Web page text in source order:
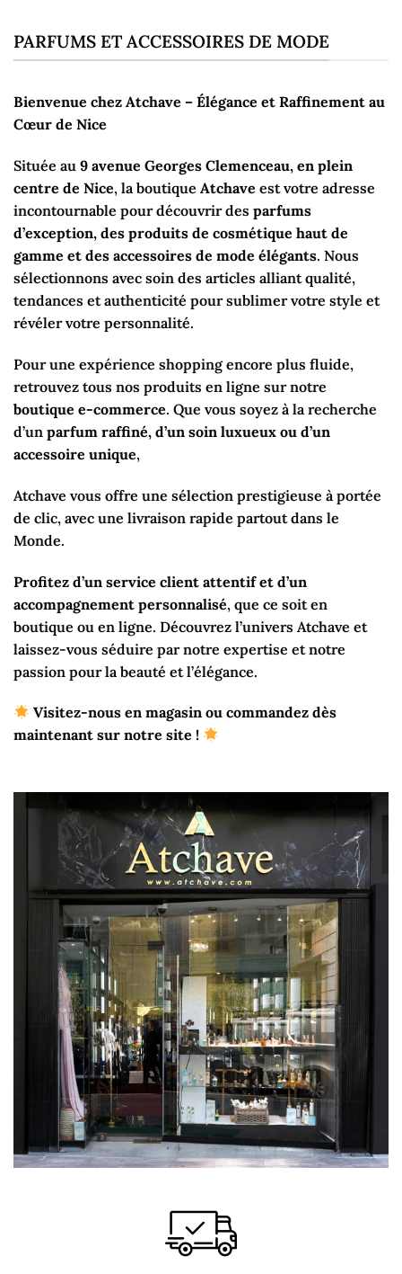
PARFUMS ET ACCESSOIRES DE MODE
Bienvenue chez Atchave – Élégance et Raffinement au
Cœur de Nice
Située au 9 avenue Georges Clemenceau, en plein
centre de Nice, la boutique Atchave est votre adresse
incontournable pour découvrir des parfums
d’exception, des produits de cosmétique haut de
gamme et des accessoires de mode élégants. Nous
sélectionnons avec soin des articles alliant qualité,
tendances et authenticité pour sublimer votre style et
révéler votre personnalité.
Pour une expérience shopping encore plus fluide,
retrouvez tous nos produits en ligne sur notre
boutique e-commerce. Que vous soyez à la recherche
d’un parfum raffiné, d’un soin luxueux ou d’un
accessoire unique,
Atchave vous offre une sélection prestigieuse à portée
de clic, avec une livraison rapide partout dans le
Monde.
Profitez d’un service client attentif et d’un
accompagnement personnalisé, que ce soit en
boutique ou en ligne. Découvrez l’univers Atchave et
laissez-vous séduire par notre expertise et notre
passion pour la beauté et l’élégance.
Visitez-nous en magasin ou commandez dès
maintenant sur notre site !